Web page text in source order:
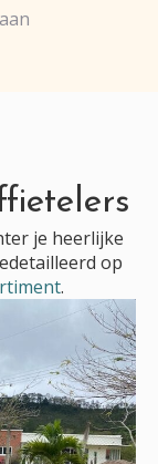
je heerlijke
op
.